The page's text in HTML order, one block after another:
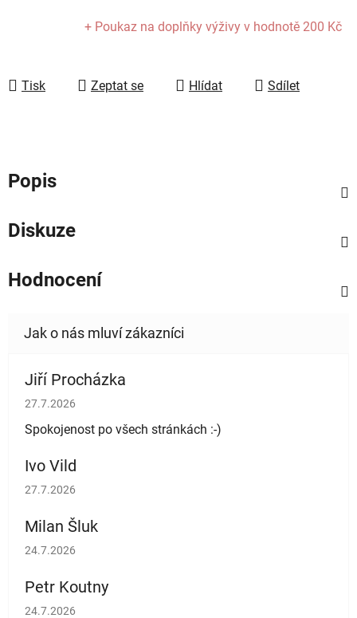
+ Poukaz na doplňky výživy v hodnotě 200 Kč
Tisk Zeptat se Hlídat Sdílet
Popis
Diskuze
Hodnocení
Jiří Procházka
Hodnocení obchodu je 5 z 5 hvězdiček.
27.7.2026
Spokojenost po všech stránkách :-)
Ivo Vild
Hodnocení obchodu je 5 z 5 hvězdiček.
27.7.2026
Milan Šluk
Hodnocení obchodu je 5 z 5 hvězdiček.
24.7.2026
Petr Koutny
Hodnocení obchodu je 5 z 5 hvězdiček.
24.7.2026